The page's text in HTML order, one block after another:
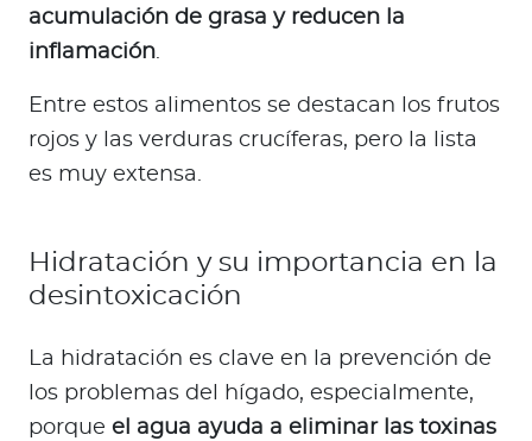
acumulación de grasa y reducen la
inflamación.
Entre estos alimentos se destacan los frutos
rojos y las verduras crucíferas, pero la lista
es muy extensa.
Hidratación y su importancia en la
desintoxicación
La hidratación es clave en la prevención de
los problemas del hígado, especialmente,
porque el agua ayuda a eliminar las toxinas